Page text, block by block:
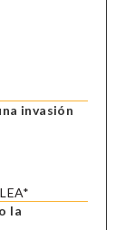
invasión
la